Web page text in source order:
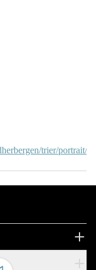
trier/portrait/